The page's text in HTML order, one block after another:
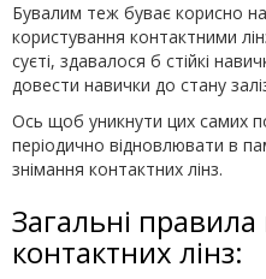
Бувалим теж буває корисно
користування контактними
суєті, здавалося б стійкі
довести навички до стану
Ось щоб уникнути цих самих
періодично відновлювати в
знімання контактних лінз.
Загальні
контактних лінз: